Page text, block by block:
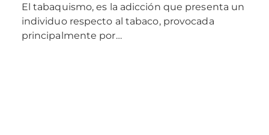
El tabaquismo, es la adicción que presenta un
individuo respecto al tabaco, provocada
principalmente por…